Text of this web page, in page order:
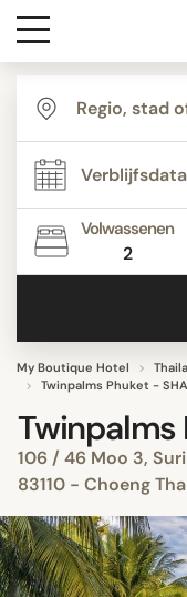
Hoteltypes
Contact
Volwassenen
2
My Boutique Hotel
Twinpalms Phuket -
Twinpalms
106 / 46 Moo 3,
83110 - Choeng